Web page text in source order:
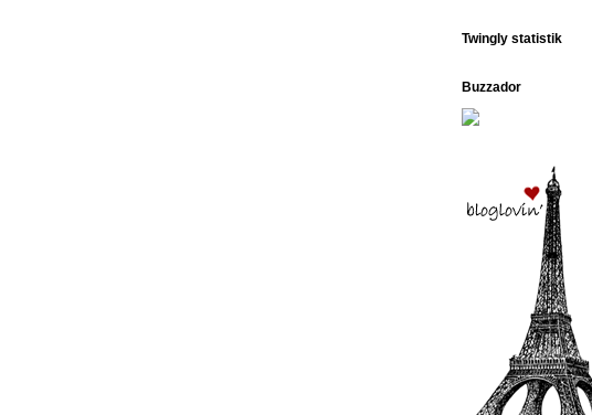
Twingly statistik
Buzzador